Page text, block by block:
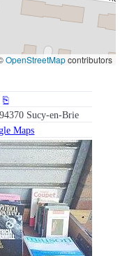
⎘
Sucy-en-Brie
Maps
OpenStreetMapcontributors